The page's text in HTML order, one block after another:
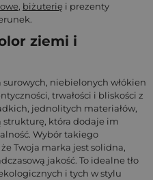
, biżuterię i prezenty
ziemi i
niebielonych włókien
trwałości i bliskości z
jednolitych materiałów,
która dodaje im
Wybór takiego
Twoja marka jest solidna,
jakość. To idealne tło
i tych w stylu